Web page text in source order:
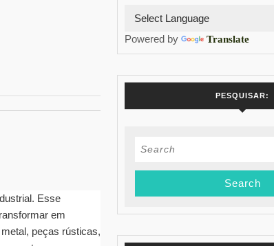
Esse
em
peças rústicas,
Powered by Translate
PESQUISAR:
Search